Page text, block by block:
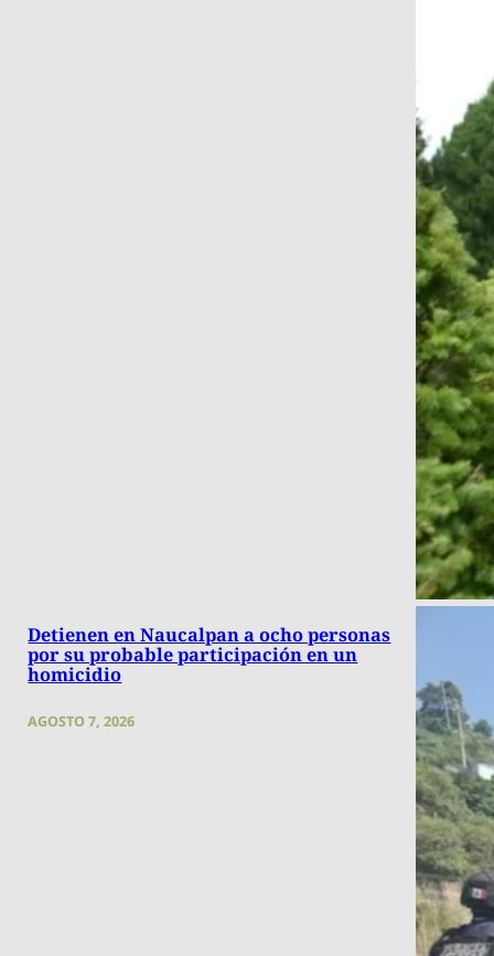
Detienen en Naucalpan a ocho personas
por su probable participación en un
homicidio
AGOSTO 7, 2026